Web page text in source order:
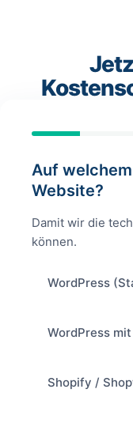
Auf
Website?
Damit wir die
können.
WordPress
WordPress
Shopify /